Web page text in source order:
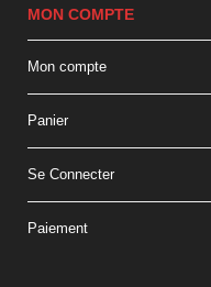
MON COMPTE
Mon compte
Panier
Se Connecter
Paiement